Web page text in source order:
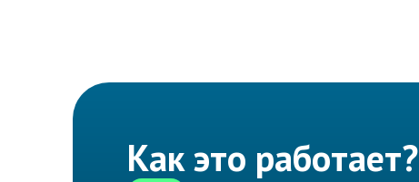
Как это работает?